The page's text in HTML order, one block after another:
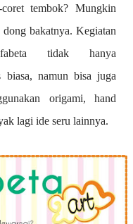
tembok? Mungkin
bakatnya. Kegiatan
tidak hanya
biasa, namun bisa juga
origami, hand
lagi ide seru lainnya.